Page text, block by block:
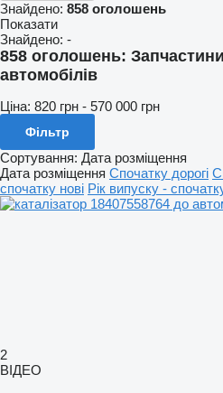
Знайдено: 858 оголошень
Показати
Знайдено: -
858 оголошень:
автомобілів
Ціна: 820 грн - 570 000 грн
Фільтр
Сортування: Дата розміщення
Дата розміщення Спочатку дорогі
спочатку нові Рік випуску -
2
ВІДЕО